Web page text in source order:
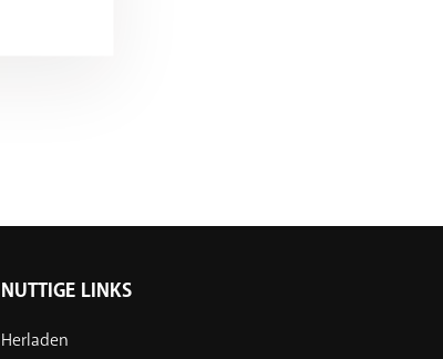
NUTTIGE LINKS
Herladen